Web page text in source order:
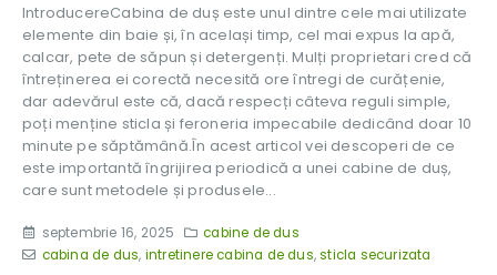
IntroducereCabina de duș este unul dintre cele mai utilizate
elemente din baie și, în același timp, cel mai expus la apă,
calcar, pete de săpun și detergenți. Mulți proprietari cred că
întreținerea ei corectă necesită ore întregi de curățenie,
dar adevărul este că, dacă respecți câteva reguli simple,
poți menține sticla și feroneria impecabile dedicând doar 10
minute pe săptămână.În acest articol vei descoperi de ce
este importantă îngrijirea periodică a unei cabine de duș,
care sunt metodele și produsele...
septembrie 16, 2025
cabine de dus
cabina de dus, intretinere cabina de dus,sticla securizata